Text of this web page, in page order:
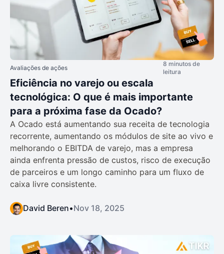
Avaliações de ações
8 minutos de
leitura
Eficiência no varejo ou escala
tecnológica: O que é mais importante
para a próxima fase da Ocado?
A Ocado está aumentando sua receita de tecnologia
recorrente, aumentando os módulos de site ao vivo e
melhorando o EBITDA de varejo, mas a empresa
ainda enfrenta pressão de custos, risco de execução
de parceiros e um longo caminho para um fluxo de
caixa livre consistente.
David Beren•Nov 18, 2025